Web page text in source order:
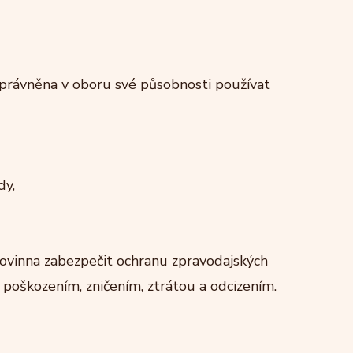
v oboru své působnosti používat
zabezpečit ochranu zpravodajských
zničením, ztrátou a odcizením.